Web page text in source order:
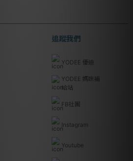
追蹤我們
YODEE 優迪
YODEE 媽咪補
給站
FB社團
Instagram
Youtube